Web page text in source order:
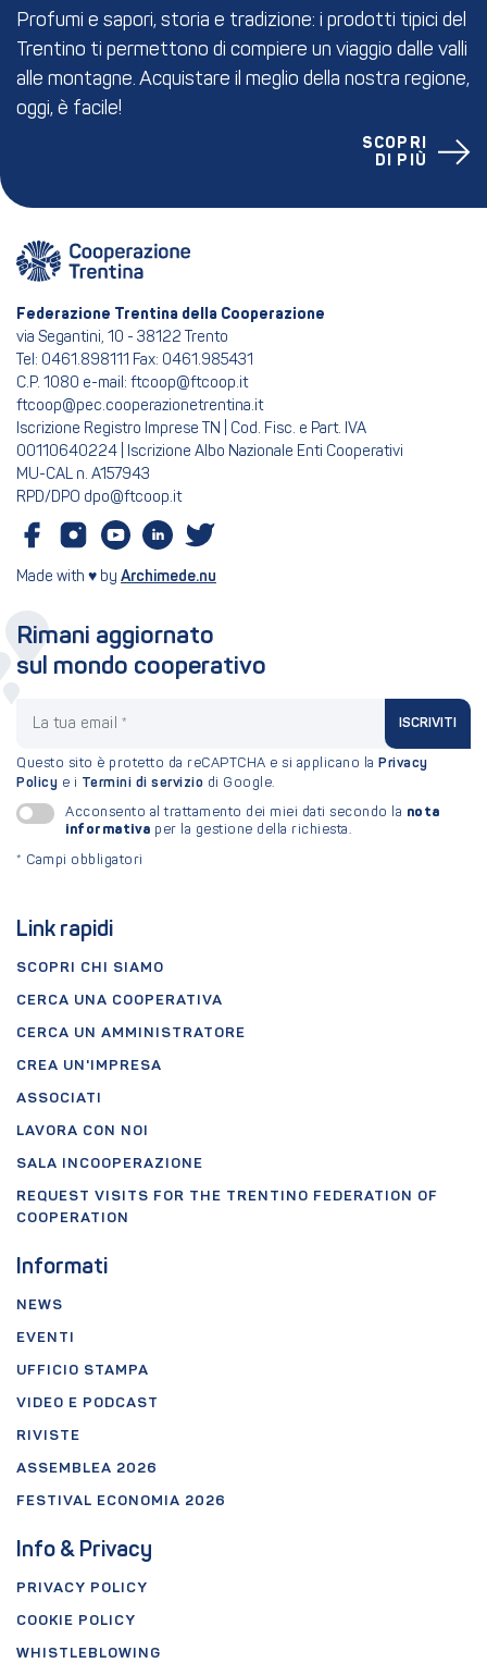
Profumi e sapori, storia e tradizione: i prodotti tipici del
Trentino ti permettono di compiere un viaggio dalle valli
alle montagne. Acquistare il meglio della nostra regione,
oggi, è facile!
SCOPRI
DI PIÙ
Federazione Trentina della Cooperazione
via Segantini, 10 - 38122 Trento
Tel: 0461.898111 Fax: 0461.985431
C.P. 1080 e-mail: ftcoop@ftcoop.it
ftcoop@pec.cooperazionetrentina.it
Iscrizione Registro Imprese TN | Cod. Fisc. e Part. IVA
00110640224 | Iscrizione Albo Nazionale Enti Cooperativi
MU-CAL n. A157943
RPD/DPO dpo@ftcoop.it
Made with ♥ by Archimede.nu
Link rapidi
SCOPRI CHI SIAMO
CERCA UNA COOPERATIVA
CERCA UN AMMINISTRATORE
CREA UN'IMPRESA
ASSOCIATI
LAVORA CON NOI
SALA INCOOPERAZIONE
REQUEST VISITS FOR THE TRENTINO FEDERATION OF
COOPERATION
Informati
NEWS
EVENTI
UFFICIO STAMPA
VIDEO E PODCAST
RIVISTE
ASSEMBLEA 2026
FESTIVAL ECONOMIA 2026
Info & Privacy
PRIVACY POLICY
COOKIE POLICY
WHISTLEBLOWING
Rimani aggiornato
sul mondo cooperativo
ISCRIVITI
Questo sito è protetto da reCAPTCHA e si applicano la Privacy
Policy e i Termini di servizio di Google.
Acconsento al trattamento dei miei dati secondo la nota
informativa per la gestione della richiesta.
* Campi obbligatori